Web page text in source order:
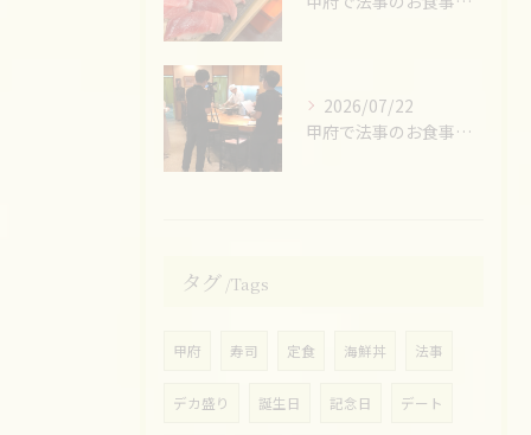
2026/07/22
甲府で法事のお食事ならお任せください！
タグ Tags
甲府 寿司 定食 海鮮丼 法事
デカ盛り 誕生日 記念日 デート